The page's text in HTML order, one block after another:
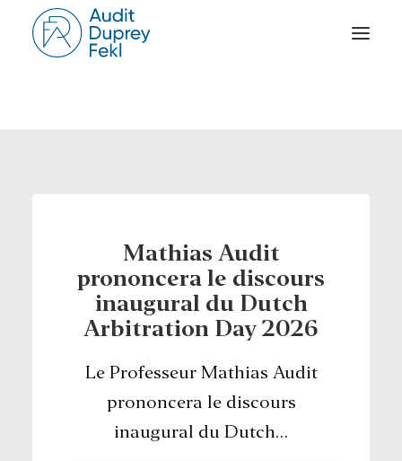
NOS RÉFÉRENCES
NOTRE ACTUALITÉ
RAPPORT D’ACTIVITÉ
CONTACT
Mathias Audit
prononcera le discours
inaugural du Dutch
Arbitration Day 2026
Le Professeur Mathias Audit
prononcera le discours
inaugural du Dutch…